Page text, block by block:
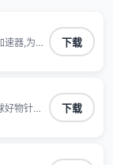
器,为境
么玩游
、流畅加
下载
好物针对
质量专
内网络:
下载